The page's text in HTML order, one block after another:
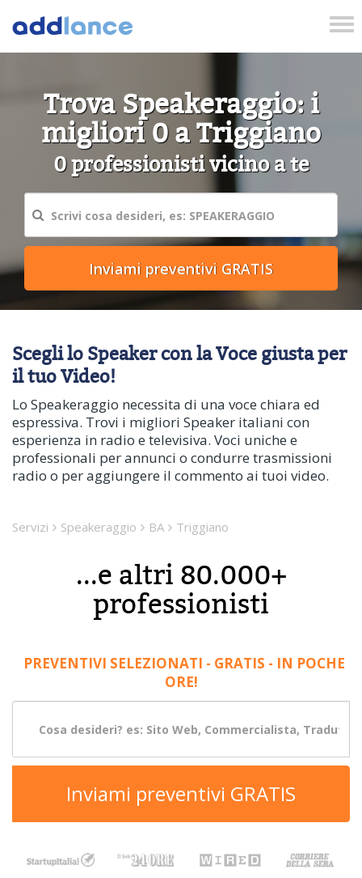
Trova Speakeraggio: i
migliori 0 a Triggiano
0 professionisti vicino a te
Scegli lo Speaker con la Voce giusta per
il tuo Video!
Lo Speakeraggio necessita di una voce chiara ed
espressiva. Trovi i migliori Speaker italiani con
esperienza in radio e televisiva. Voci uniche e
professionali per annunci o condurre trasmissioni
radio o per aggiungere il commento ai tuoi video.
Servizi Speakeraggio BA Triggiano
...e altri 80.000+
professionisti
PREVENTIVI SELEZIONATI - GRATIS - IN POCHE
ORE!
Inviami preventivi GRATIS